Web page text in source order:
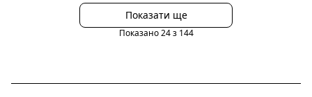
Показати ще
Показано24з 144